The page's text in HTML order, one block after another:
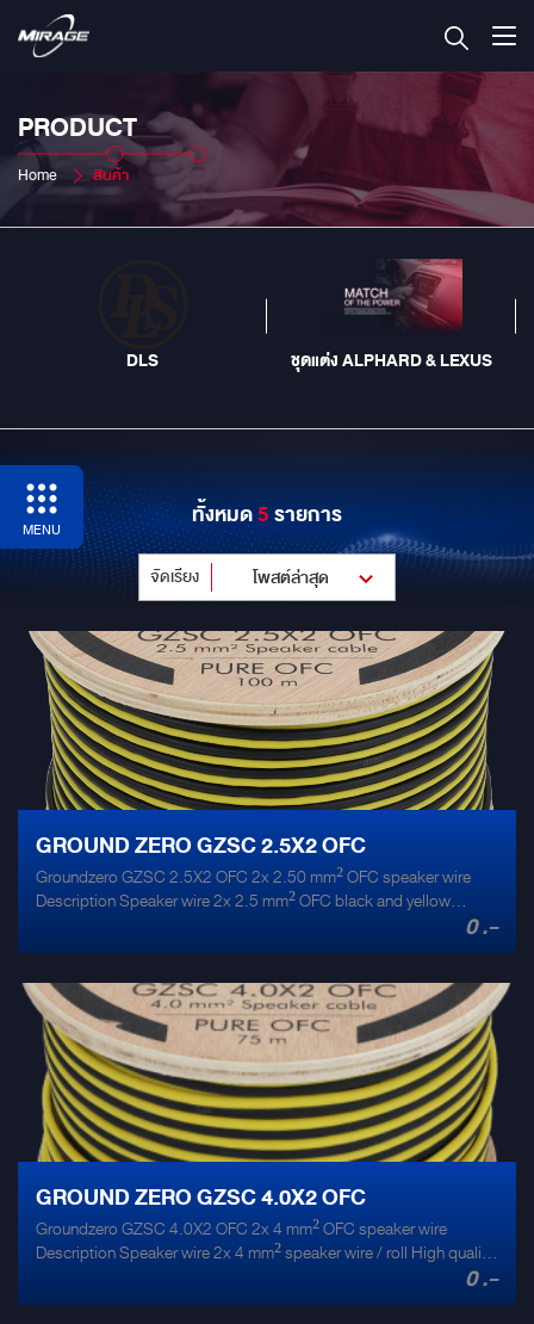
PRODUCT
Home สินค้า
DLS ชุดแต่ง ALPHARD & LEXUS
MENU ทั้งหมด5รายการ
จัดเรียง โพสต์ล่าสุด
GROUND ZERO GZSC 2.5X2 OFC
Groundzero GZSC 2.5X2 OFC 2x 2.50 mm² OFC speaker wire
Description Speaker wire 2x 2.5 mm² OFC black and yellow
OFC copper cable Wooden spool 100 m / 328 ft spool
0 .-
GROUND ZERO GZSC 4.0X2 OFC
Groundzero GZSC 4.0X2 OFC 2x 4 mm² OFC speaker wire
Description Speaker wire 2x 4 mm² speaker wire / roll High quality
OFC speaker cable 2-color OFC copper cable Wooden spool 75
m / 246 ft spool
0 .-